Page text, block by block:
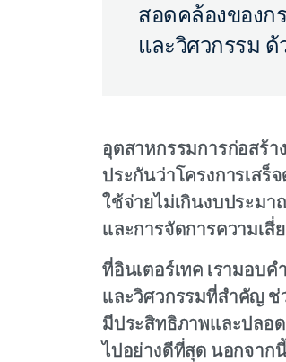
สอดคล้องของก
และวิศวกรรม ด้
อุตสาหกรรมการก่อสร้า
ประกันว่าโครงการเส
ใช้จ่ายไม่เกินงบประม
และการจัดการความเ
ที่อินเตอร์เทค เรามอบ
และวิศวกรรมที่สำคัญ ช่
มีประสิทธิภาพและปลอ
ไปอย่างดีที่สุด นอกจาก